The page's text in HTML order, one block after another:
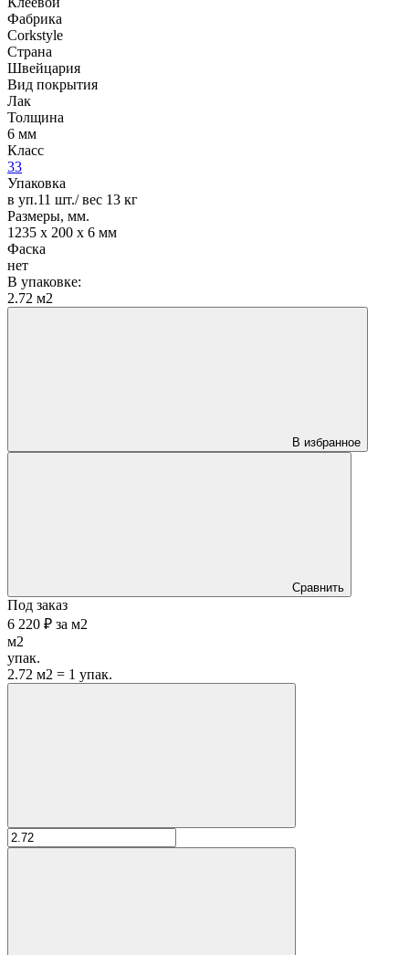
Фабрика
Corkstyle
Страна
Швейцария
Вид покрытия
Лак
Толщина
6 мм
Класс
33
Упаковка
в уп.11 шт./ вес 13 кг
Размеры, мм.
1235 х 200 х 6 мм
Фаска
нет
В упаковке:
2.72 м2
В избранное
Сравнить
Под заказ
6 220 ₽ за м2
м2
упак.
2.72 м2 = 1 упак.